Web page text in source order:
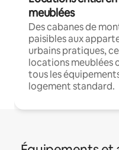
meublées
Des cabanes de
paisibles aux
urbains pratiques,
locations meublées
tous les
logement standard.